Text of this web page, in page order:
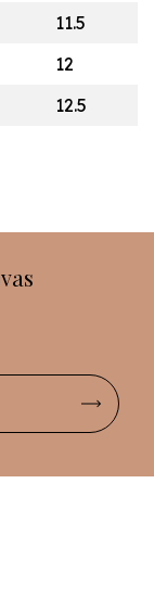
11.5
12
12.5